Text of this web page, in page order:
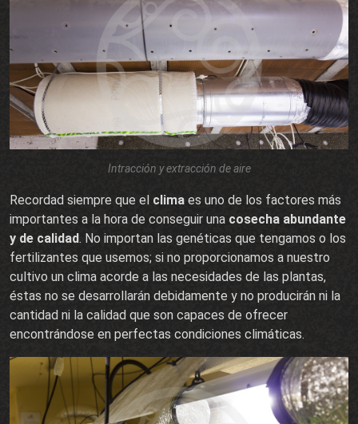
Intracción y extracción de aire
Recordad siempre que el clima es uno de los factores más
importantes a la hora de conseguir una cosecha abundante
y de calidad. No importan las genéticas que tengamos o los
fertilizantes que usemos; si no proporcionamos a nuestro
cultivo un clima acorde a las necesidades de las plantas,
éstas no se desarrollarán debidamente y no producirán ni la
cantidad ni la calidad que son capaces de ofrecer
encontrándose en perfectas condiciones climáticas.